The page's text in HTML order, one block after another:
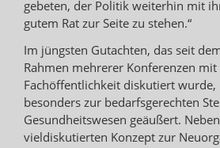
gebeten, der Politik weiterhin mit
gutem Rat zur Seite zu stehen.“
Im jüngsten Gutachten, das seit
Rahmen mehrerer Konferenzen mit
Fachöffentlichkeit diskutiert wurde,
besonders zur bedarfsgerechten
Gesundheitswesen geäußert.
vieldiskutierten Konzept zur